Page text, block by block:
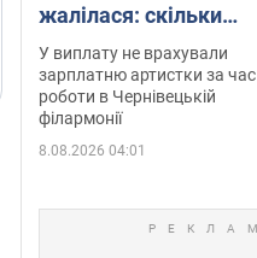
жалілася: скільки
отримувала співачка
У виплату не врахували
зарплатню артистки за час
роботи в Чернівецькій
філармонії
8.08.2026 04:01